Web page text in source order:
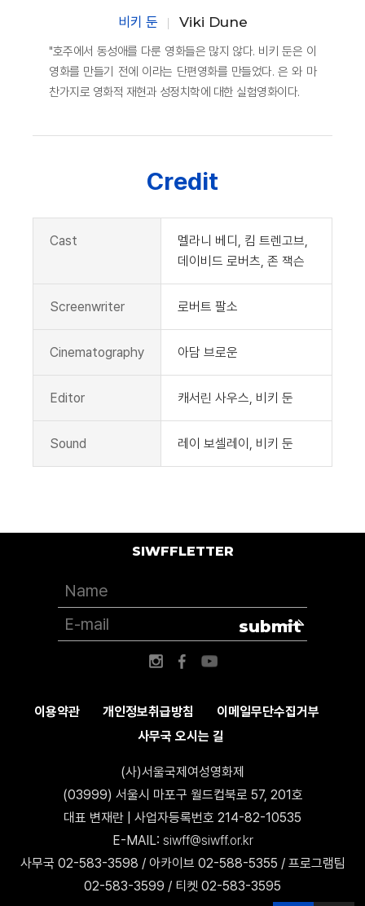
비키 둔 Viki Dune
"호주에서 동성애를 다룬 영화들은 많지 않다. 비키 둔은 이
영화를 만들기 전에 이라는 단편영화를 만들었다. 은 와 마
찬가지로 영화적 재현과 성정치학에 대한 실험영화이다.
Credit
Cast
멜라니 베디, 킴 트렌고브,
데이비드 로버츠, 존 잭슨
Screenwriter 로버트 팔소
Cinematography 아담 브로운
Editor 캐서린 사우스, 비키 둔
Sound 레이 보셀레이, 비키 둔
이용약관 개인정보취급방침
이메일무단수집거부
사무국 오시는 길
(사)서울국제여성영화제
(03999) 서울시 마포구 월드컵북로 57, 201호
대표 변재란 | 사업자등록번호 214-82-10535
E-MAIL: siwff@siwff.or.kr
사무국 02-583-3598 / 아카이브 02-588-5355 / 프로그램팀
02-583-3599 / 티켓 02-583-3595
SIWFFLETTER
submit